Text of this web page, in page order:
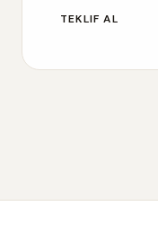
TEKLIF AL